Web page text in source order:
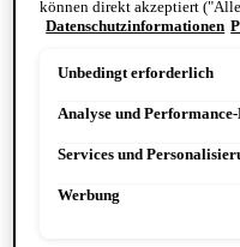
Eleos
Antithesis
können direkt akzeptiert
Einwilligung fortfahren")
speichern"). Die Auswahl
Datenschutzinformationen.
Datenschutzinformationen
Unbedingt erforderlich
Analyse und Performance-
Services und
Werbung